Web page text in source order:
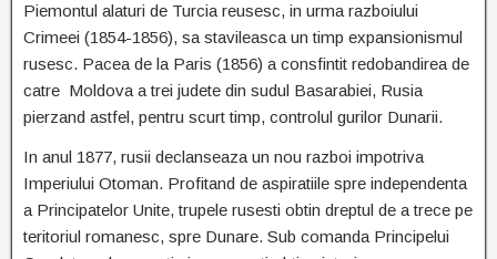
Piemontul alaturi de Turcia reusesc, in urma razboiului
Crimeei (1854-1856), sa stavileasca un timp expansionismul
rusesc. Pacea de la Paris (1856) a consfintit redobandirea de
catre Moldova a trei judete din sudul Basarabiei, Rusia
pierzand astfel, pentru scurt timp, controlul gurilor Dunarii.
In anul 1877, rusii declanseaza un nou razboi impotriva
Imperiului Otoman. Profitand de aspiratiile spre independenta
a Principatelor Unite, trupele rusesti obtin dreptul de a trece pe
teritoriul romanesc, spre Dunare. Sub comanda Principelui